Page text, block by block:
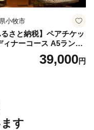
小牧市
るさと納税】ペアチケッ
ィナーコース A5ランク
牛 コース 記念日 お誕生
別な日 完全個室 ノンア
牧市 送料無料
39,000円
す